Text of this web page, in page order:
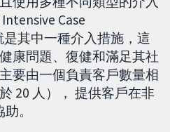
Case
是其中一種介入措施，這
康問題、復健和滿足其社
要由一個負責客戶數量相
20 人）， 提供客戶在非
。